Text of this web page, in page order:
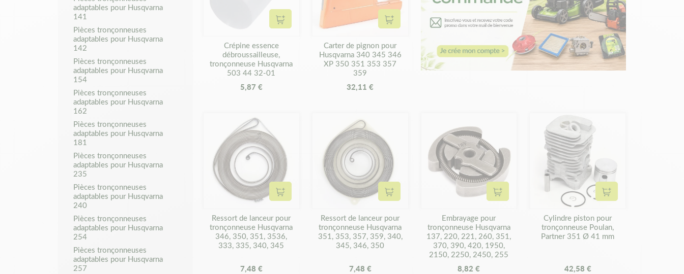
adaptables pour Husqvarna
141
Pièces tronçonneuses
adaptables pour Husqvarna
142
Pièces tronçonneuses
adaptables pour Husqvarna
154
Pièces tronçonneuses
adaptables pour Husqvarna
162
Pièces tronçonneuses
adaptables pour Husqvarna
181
Pièces tronçonneuses
adaptables pour Husqvarna
235
Pièces tronçonneuses
adaptables pour Husqvarna
240
Pièces tronçonneuses
adaptables pour Husqvarna
254
Pièces tronçonneuses
adaptables pour Husqvarna
257
Ajouter au panier
Crépine essence
débroussailleuse,
tronçonneuse Husqvarna
503 44 32-01
5,87 €
Ajouter au panier
Carter de pignon pour
Husqvarna 340 345 346
XP 350 351 353 357
359
32,11 €
Ajouter au panier
Ressort de lanceur pour
tronçonneuse Husqvarna
346, 350, 351, 3536,
333, 335, 340, 345
7,48 €
Ajouter au panier
Ressort de lanceur pour
tronçonneuse Husqvarna
351, 353, 357, 359, 340,
345, 346, 350
7,48 €
Ajouter au panier
Embrayage pour
tronçonneuse Husqvarna
137, 220, 221, 260, 351,
370, 390, 420, 1950,
2150, 2250, 2450, 255
8,82 €
Ajouter au panier
Cylindre piston pour
tronçonneuse Poulan,
Partner 351 Ø 41 mm
42,58 €